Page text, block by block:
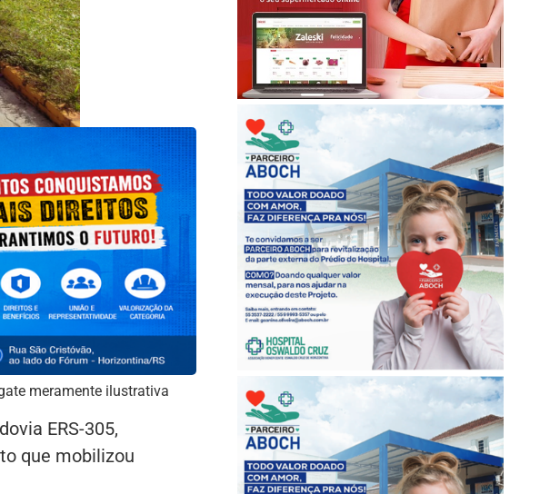
meramente ilustrativa
ERS-305,
que mobilizou